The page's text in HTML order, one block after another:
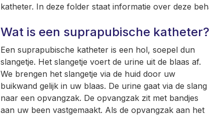
katheter. In deze folder staat informatie over deze
Wat is een suprapubische katheter?
Een suprapubische katheter is een hol, soepel dun
slangetje. Het slangetje voert de urine uit de blaas af.
We brengen het slangetje via de huid door uw
buikwand gelijk in uw blaas. De urine gaat via de slang
naar een opvangzak. De opvangzak zit met bandjes
aan uw been vastgemaakt. Als de opvangzak aan het